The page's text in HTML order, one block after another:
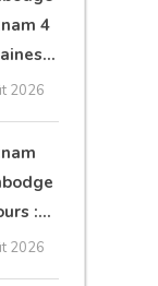
Ninh
4
:
&
2026
:
2026